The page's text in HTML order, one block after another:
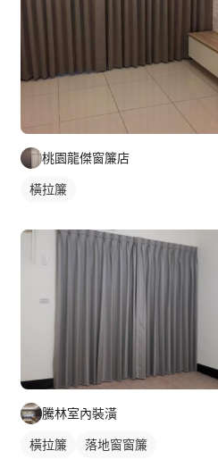
桃園龍傑窗簾店
橫拉簾
騰林室內裝潢
橫拉簾 落地窗窗簾